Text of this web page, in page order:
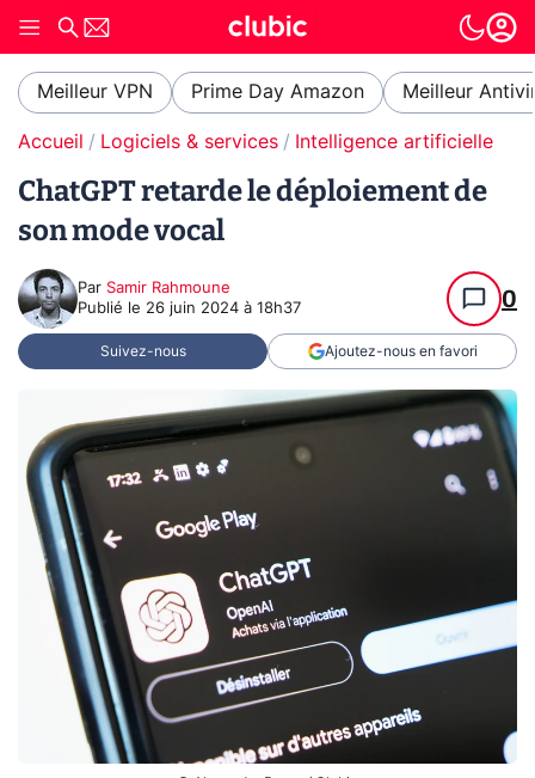
Meilleur VPN Prime Day Amazon Meilleur
Accueil Logiciels & services Intelligence artificielle
ChatGPT retarde le déploiement de
son mode vocal
Par Samir Rahmoune
Publié le 26 juin 2024 à 18h37 0
Suivez-nous Ajoutez-nous en favori